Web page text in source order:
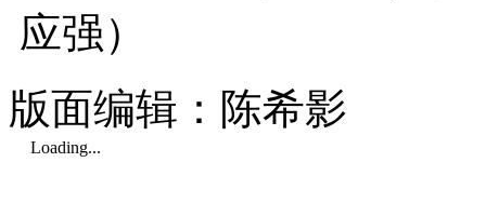
应强）
版面编辑：陈希影
Loading...